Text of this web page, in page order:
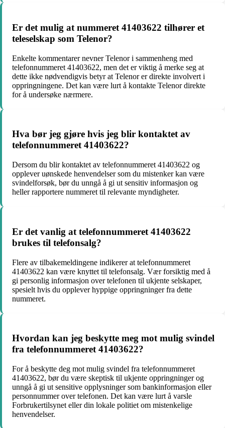
Er det mulig at nummeret 41403622 tilhører et
teleselskap som Telenor?
Enkelte kommentarer nevner Telenor i sammenheng med
telefonnummeret 41403622, men det er viktig å merke seg at
dette ikke nødvendigvis betyr at Telenor er direkte involvert i
oppringningene. Det kan være lurt å kontakte Telenor direkte
for å undersøke nærmere.
Hva bør jeg gjøre hvis jeg blir kontaktet av
telefonnummeret 41403622?
Dersom du blir kontaktet av telefonnummeret 41403622 og
opplever uønskede henvendelser som du mistenker kan være
svindelforsøk, bør du unngå å gi ut sensitiv informasjon og
heller rapportere nummeret til relevante myndigheter.
Er det vanlig at telefonnummeret 41403622
brukes til telefonsalg?
Flere av tilbakemeldingene indikerer at telefonnummeret
41403622 kan være knyttet til telefonsalg. Vær forsiktig med å
gi personlig informasjon over telefonen til ukjente selskaper,
spesielt hvis du opplever hyppige oppringninger fra dette
nummeret.
Hvordan kan jeg beskytte meg mot mulig svindel
fra telefonnummeret 41403622?
For å beskytte deg mot mulig svindel fra telefonnummeret
41403622, bør du være skeptisk til ukjente oppringninger og
unngå å gi ut sensitive opplysninger som bankinformasjon eller
personnummer over telefonen. Det kan være lurt å varsle
Forbrukertilsynet eller din lokale politiet om mistenkelige
henvendelser.